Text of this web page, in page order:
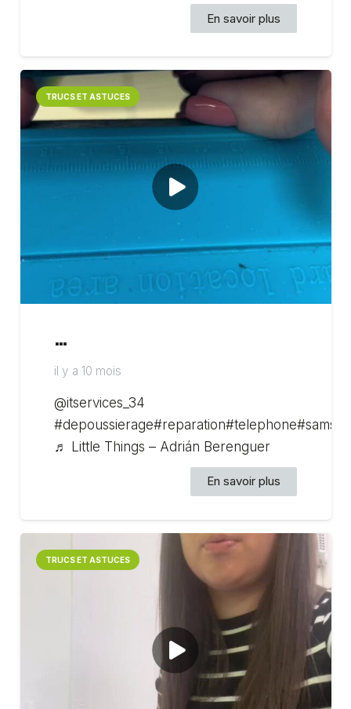
En savoir plus
TRUCS ET ASTUCES
…
il y a 10 mois
@itservices_34
♬ Little Things – Adrián Berenguer
En savoir plus
TRUCS ET ASTUCES